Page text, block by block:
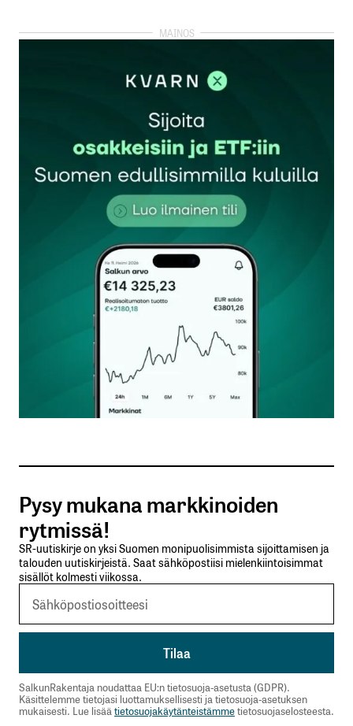
kirjautua
rekisteröityä
Sähköpostiosoitettasi ei julkaista.Pakolliset
kentät on merkitty*
Kommentti*
Nimesi tai nimimerkkisi
Sähköpostiosoitteesi
Tilaa SalkunRakentajan uutiskirje
Lähetä kommentti
Pysy mukana markkinoiden
rytmissä!
SR-uutiskirje on yksi Suomen monipuolisimmista sijoittamisen ja
talouden uutiskirjeistä. Saat sähköpostiisi mielenkiintoisimmat
sisällöt kolmesti viikossa.
SalkunRakentaja noudattaa EU:n tietosuoja-asetusta (GDPR).
Käsittelemme tietojasi luottamuksellisesti ja tietosuoja-asetuksen
mukaisesti. Lue lisää tietosuojakäytänteistämmetietosuojaselosteesta.